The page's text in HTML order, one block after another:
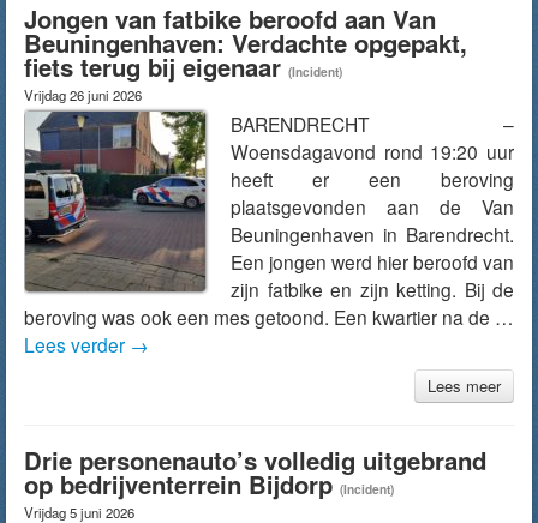
Jongen van fatbike beroofd aan Van
Beuningenhaven: Verdachte opgepakt,
fiets terug bij eigenaar (Incident)
Vrijdag 26 juni 2026
BARENDRECHT –
Woensdagavond rond 19:20 uur
heeft er een beroving
plaatsgevonden aan de Van
Beuningenhaven in Barendrecht.
Een jongen werd hier beroofd van
zijn fatbike en zijn ketting. Bij de
beroving was ook een mes getoond. Een kwartier na de …
Lees verder →
Lees meer
Drie personenauto’s volledig uitgebrand
op bedrijventerrein Bijdorp (Incident)
Vrijdag 5 juni 2026